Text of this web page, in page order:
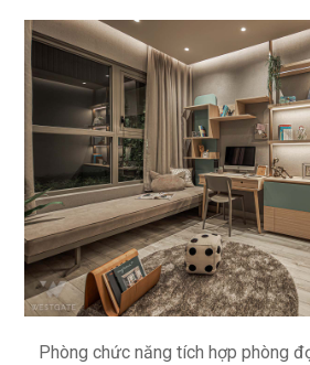
Phòng chức năng tích hợp phòng